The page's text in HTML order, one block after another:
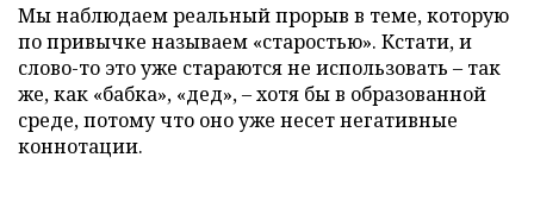
Мы наблюдаем реальный прорыв в теме, которую
по привычке называем «старостью». Кстати, и
слово-то это уже стараются не использовать – так
же, как «бабка», «дед», – хотя бы в образованной
среде, потому что оно уже несет негативные
коннотации.